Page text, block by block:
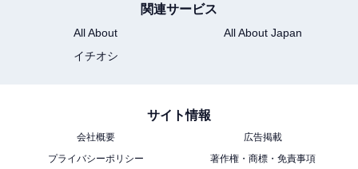
関連サービス
All About
All About Japan
イチオシ
サイト情報
会社概要
広告掲載
プライバシーポリシー
著作権・商標・免責事項